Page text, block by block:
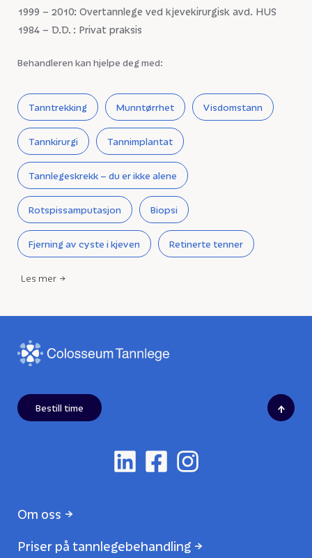
1999 – 2010: Overtannlege ved kjevekirurgisk avd. HUS
1984 – D.D. : Privat praksis
Behandleren kan hjelpe deg med:
Tanntrekking Munntørrhet Visdomstann
Tannkirurgi Tannimplantat
Tannlegeskrekk – du er ikke alene
Rotspissamputasjon Biopsi
Fjerning av cyste i kjeven Retinerte tenner
Les mer
Bestill time
Om oss
Priser på tannlegebehandling
↑